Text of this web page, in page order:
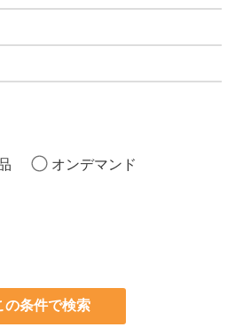
オンデマンド
の条件で検索